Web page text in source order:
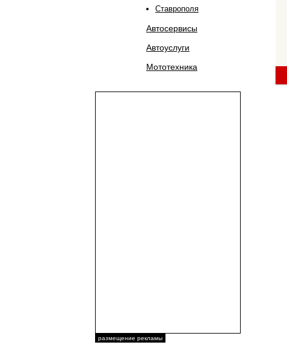
Ставрополя
Автосервисы
Автоуслуги
Мототехника
размещение рекламы